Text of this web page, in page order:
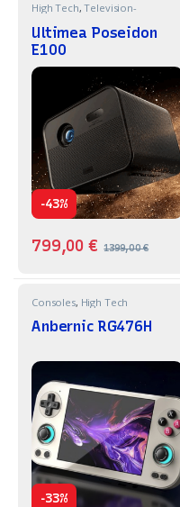
High Tech,Television-
Projecteur
Ultimea Poseidon
E100
-43%
799,00€ 1399,00€
Consoles, High Tech
Anbernic RG476H
-33%